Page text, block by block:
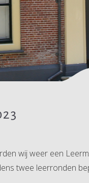
wij weer een
twee leerronden